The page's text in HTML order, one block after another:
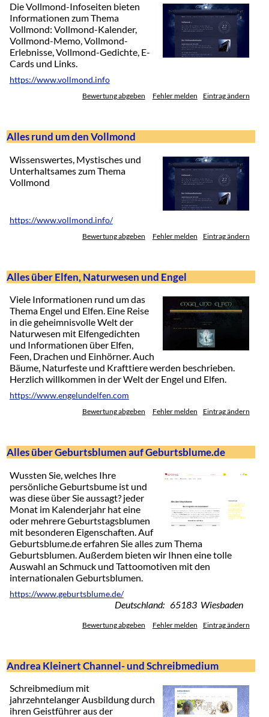
Die Vollmond-Infoseiten bieten
Informationen zum Thema
Vollmond: Vollmond-Kalender,
Vollmond-Memo, Vollmond-
Erlebnisse, Vollmond-Gedichte, E-
Cards und Links.
https://www.vollmond.info
Bewertung abgeben Fehler melden Eintrag ändern
Alles rund um den Vollmond
Wissenswertes, Mystisches und
Unterhaltsames zum Thema
Vollmond
https://www.vollmond.info/
Bewertung abgeben Fehler melden Eintrag ändern
Alles über Elfen, Naturwesen und Engel
Viele Informationen rund um das
Thema Engel und Elfen. Eine Reise
in die geheimnisvolle Welt der
Naturwesen mit Elfengedichten
und Informationen über Elfen,
Feen, Drachen und Einhörner. Auch
Bäume, Naturfeste und Krafttiere werden beschrieben.
Herzlich willkommen in der Welt der Engel und Elfen.
https://www.engelundelfen.com
Bewertung abgeben Fehler melden Eintrag ändern
Alles über Geburtsblumen auf Geburtsblume.de
Wussten Sie, welches Ihre
persönliche Geburtsbume ist und
was diese über Sie aussagt? jeder
Monat im Kalenderjahr hat eine
oder mehrere Geburtstagsblumen
mit besonderen Eigenschaften. Auf
Geburtsblume.de erfahren Sie alles zum Thema
Geburtsblumen. Außerdem bieten wir Ihnen eine tolle
Auswahl an Schmuck und Tattoomotiven mit den
internationalen Geburtsblumen.
https://www.geburtsblume.de/
Deutschland: 65183 Wiesbaden
Bewertung abgeben Fehler melden Eintrag ändern
Andrea Kleinert Channel- und Schreibmedium
Schreibmedium mit
jahrzehntelanger Ausbildung durch
ihren Geistführer aus der